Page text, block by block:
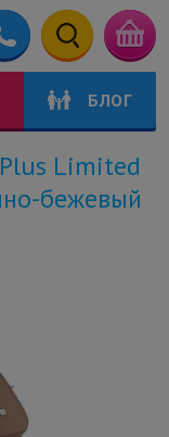
БЛОГ
Limited
бежевый